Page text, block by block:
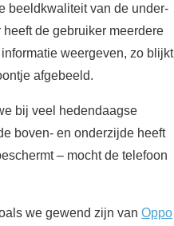
beeldkwaliteit van de under-
de gebruiker meerdere
weergeven, zo blijkt
afgebeeld.
bij veel hedendaagse
boven- en onderzijde heeft
– mocht de telefoon
we gewend zijn van Oppo